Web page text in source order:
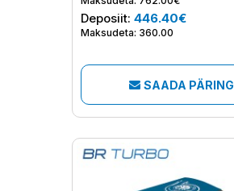
Deposiit: 446.40€
Maksudeta: 360.00
SAADA PÄRING